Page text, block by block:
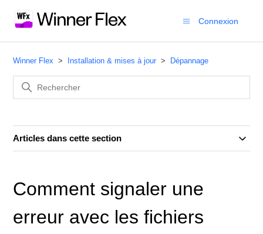
Connexion
Winner Flex Installation & mises à jour Dépannage
Articles dans cette section
Comment signaler une
erreur avec les fichiers